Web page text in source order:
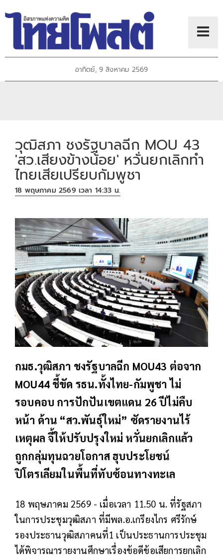
อาทิตย์, 9 สิงหาคม 2569
วุฒิสภา ชงรัฐบาลฉีก MOU 43
'สว.เสียงข้างน้อย' หวั่นยกเลิกทำ
ไทยเสียเปรียบกัมพูชา
18 พฤษภาคม 2569 เวลา 14:33 น.
กมธ.วุฒิสภา ชงรัฐบาลฉีก MOU43 ต่อจาก
MOU44 ชี้ขัด รธน.ทั้งไทย-กัมพูชา ไม่
รอบคอบ การปักปันเขตแดน 26 ปีไม่คืบ
หน้า ด้าน “สว.พันธุ์ใหม่” ซัดรายงานไร้
เหตุผล จี้ให้ปรับปรุงใหม่ หวั่นยกเลิกแล้ว
ถูกกลุ่มทุนฉวยโอกาส ฮุบประโยชน์
ปิโตรเลียมในพื้นที่ทับซ้อนทางทะเล
18 พฤษภาคม 2569 - เมื่อเวลา 11.50 น. ที่รัฐสภา
ในการประชุมวุฒิสภา ที่มีพล.อ.เกรียงไกร ศรีรักษ์
รองประธานวุฒิสภาคนที่1 เป็นประธานการประชุม
ได้พิจารณารายงานศึกษาเรื่องข้อดีข้อเสียการยกเลิก